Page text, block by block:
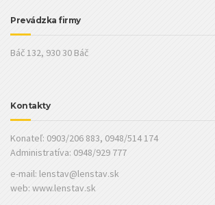
Prevádzka firmy
Báč 132, 930 30 Báč
Kontakty
Konateľ: 0903/206 883, 0948/514 174
Administratíva: 0948/929 777
e-mail: lenstav@lenstav.sk
web: www.lenstav.sk